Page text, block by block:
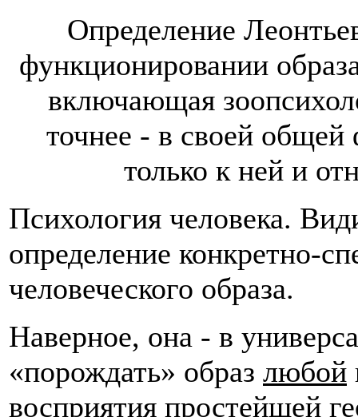
Определение
функционировании
включающая
точнее - в своей
только к ней и
Психология человека.
определение конкретно-
человеческого образа.
Наверное, она - в
«порождать» образ любой
восприятия простейшей